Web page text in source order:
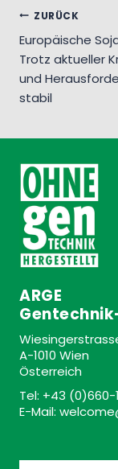
ZURÜCK
Europäische
Trotz aktueller
und
stabil
ARGE
A-1010 Wien
Österreich
Tel: +43 (0)660-
E-Mail: